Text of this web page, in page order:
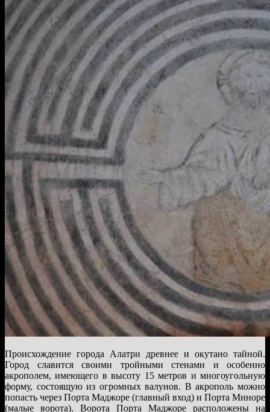
Происхождение города Алатри древнее и окутано тайной.
Город славится своими тройными стенами и особенно
акрополем, имеющего в высоту 15 метров и многоугольную
форму, состоящую из огромных валунов. В акрополь можно
попасть через Порта Маджоре (главный вход) и Порта Миноре
(малые ворота). Ворота Порта Маджоре расположены на